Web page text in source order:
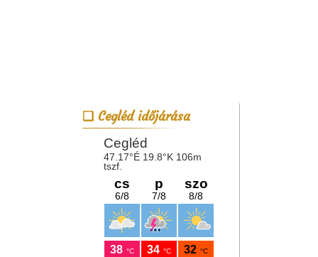
Cegléd időjárása